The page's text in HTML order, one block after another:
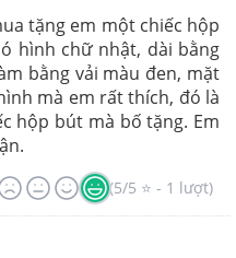
tặng em một chiếc hộp
hình chữ nhật, dài bằng
bằng vải màu đen, mặt
mà em rất thích, đó là
hộp bút mà bố tặng. Em
(5/5 ⭐ - 1 lượt)